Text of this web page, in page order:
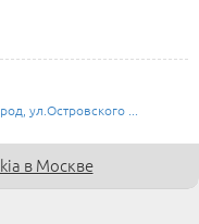
ул.Островского ...
в Москве